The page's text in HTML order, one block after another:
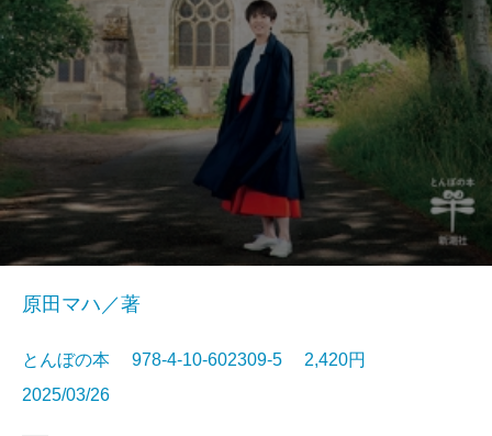
原田マハ／著
とんぼの本 978-4-10-602309-5 2,420円
2025/03/26